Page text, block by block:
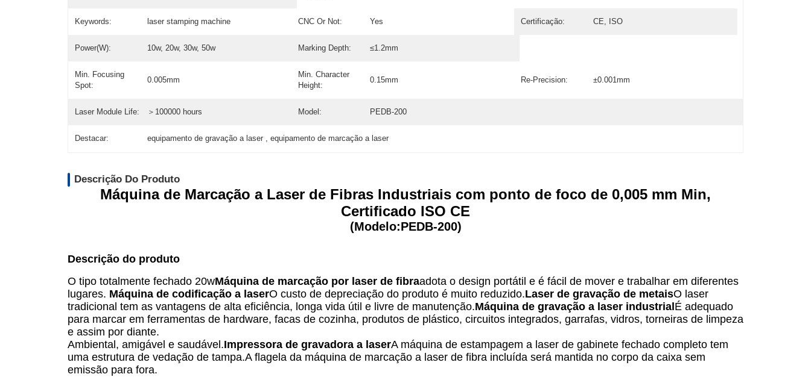
Keywords: laser stamping machine CNC Or Not: Yes Certificação: CE, ISO
Power(W): 10w, 20w, 30w, 50w Marking Depth: ≤1.2mm
Min. Focusing
Spot:
0.005mm
Min. Character
Height:
0.15mm Re-Precision: ±0.001mm
Laser Module Life: ＞100000 hours Model: PEDB-200
Destacar: equipamento de gravação a laser , equipamento de marcação a laser
Descrição Do Produto
Máquina de Marcação a Laser de Fibras Industriais com ponto de foco de 0,005 mm Min,
Certificado ISO CE
(Modelo:PEDB-200)
Descrição do produto
O tipo totalmente fechado 20wMáquina de marcação por laser de fibraadota o design portátil e é fácil de mover e trabalhar em diferentes
lugares. Máquina de codificação a laserO custo de depreciação do produto é muito reduzido.Laser de gravação de metaisO laser
tradicional tem as vantagens de alta eficiência, longa vida útil e livre de manutenção.Máquina de gravação a laser industrial É adequado
para marcar em ferramentas de hardware, facas de cozinha, produtos de plástico, circuitos integrados, garrafas, vidros, torneiras de limpeza
e assim por diante.
Ambiental, amigável e saudável.Impressora de gravadora a laserA máquina de estampagem a laser de gabinete fechado completo tem
uma estrutura de vedação de tampa.A flagela da máquina de marcação a laser de fibra incluída será mantida no corpo da caixa sem
emissão para fora.